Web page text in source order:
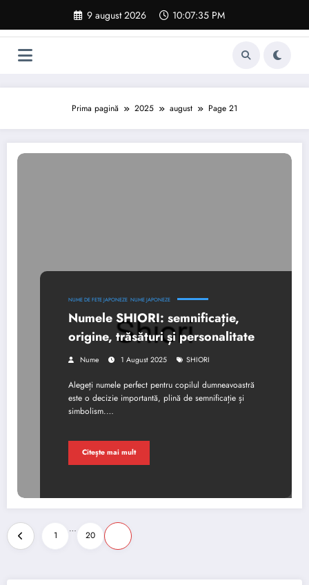
conținut
9 august 2026 10:07:36 PM
Prima pagină 2025 august Page 21
NUME DE FETE JAPONEZE NUME JAPONEZE
Numele SHIORI: semnificație,
origine, trăsături și personalitate
Nume 1 August 2025 SHIORI
Alegeți numele perfect pentru copilul dumneavoastră
este o decizie importantă, plină de semnificație și
simbolism.…
Citește mai mult
Paginație
articole
1
…
20